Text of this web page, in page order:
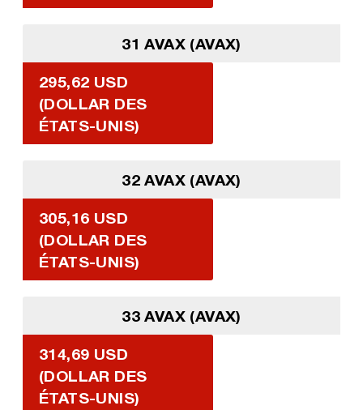
31 AVAX (AVAX)
295,62 USD
(DOLLAR DES
ÉTATS-UNIS)
32 AVAX (AVAX)
305,16 USD
(DOLLAR DES
ÉTATS-UNIS)
33 AVAX (AVAX)
314,69 USD
(DOLLAR DES
ÉTATS-UNIS)